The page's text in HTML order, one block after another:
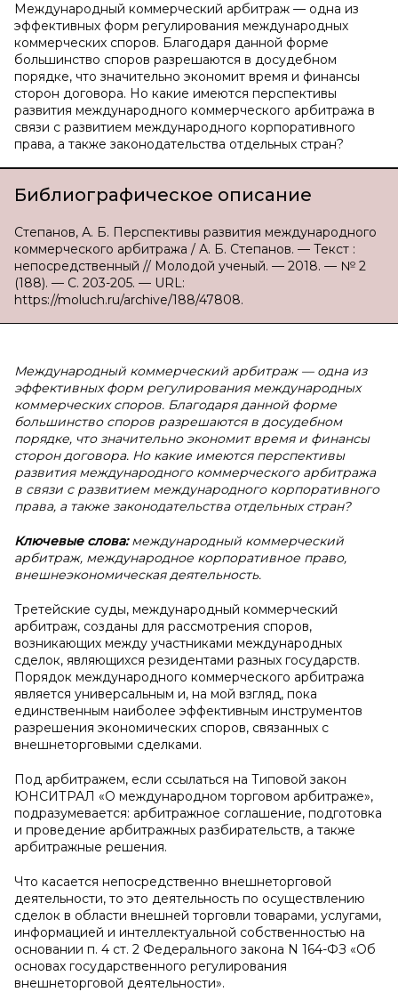
Международный коммерческий арбитраж — одна из
эффективных форм регулирования международных
коммерческих споров. Благодаря данной форме
большинство споров разрешаются в досудебном
порядке, что значительно экономит время и финансы
сторон договора. Но какие имеются перспективы
развития международного коммерческого арбитража в
связи с развитием международного корпоративного
права, а также законодательства отдельных стран?
Библиографическое описание
Степанов, А. Б. Перспективы развития международного
коммерческого арбитража / А. Б. Степанов. — Текст :
непосредственный // Молодой ученый. — 2018. — № 2
(188). — С. 203-205. — URL:
https://moluch.ru/archive/188/47808.
Международный коммерческий арбитраж — одна из
эффективных форм регулирования международных
коммерческих споров. Благодаря данной форме
большинство споров разрешаются в досудебном
порядке, что значительно экономит время и финансы
сторон договора. Но какие имеются перспективы
развития международного коммерческого арбитража
в связи с развитием международного корпоративного
права, а также законодательства отдельных стран?
Ключевые слова:международный коммерческий
арбитраж, международное корпоративное право,
внешнеэкономическая деятельность.
Третейские суды, международный коммерческий
арбитраж, созданы для рассмотрения споров,
возникающих между участниками международных
сделок, являющихся резидентами разных государств.
Порядок международного коммерческого арбитража
является универсальным и, на мой взгляд, пока
единственным наиболее эффективным инструментов
разрешения экономических споров, связанных с
внешнеторговыми сделками.
Под арбитражем, если ссылаться на Типовой закон
ЮНСИТРАЛ «О международном торговом арбитраже»,
подразумевается: арбитражное соглашение, подготовка
и проведение арбитражных разбирательств, а также
арбитражные решения.
Что касается непосредственно внешнеторговой
деятельности, то это деятельность по осуществлению
сделок в области внешней торговли товарами, услугами,
информацией и интеллектуальной собственностью на
основании п. 4 ст. 2 Федерального закона N 164-ФЗ «Об
основах государственного регулирования
внешнеторговой деятельности».